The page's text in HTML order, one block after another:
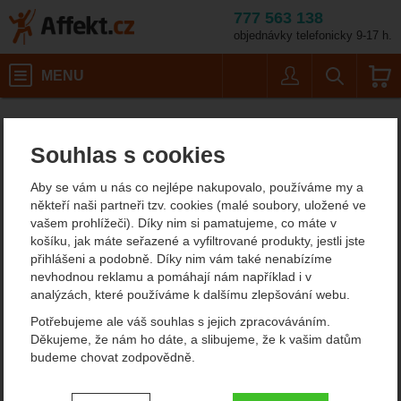
Souhlas s cookies
Aby se vám u nás co nejlépe nakupovalo, používáme my a
někteří naši partneři tzv. cookies (malé soubory, uložené ve
vašem prohlížeči). Díky nim si pamatujeme, co máte v
košíku, jak máte seřazené a vyfiltrované produkty, jestli jste
přihlášeni a podobně. Díky nim vám také nenabízíme
nevhodnou reklamu a pomáhají nám například i v
analýzách, které používáme k dalšímu zlepšování webu.
Potřebujeme ale váš souhlas s jejich zpracováváním.
Děkujeme, že nám ho dáte, a slibujeme, že k vašim datům
budeme chovat zodpovědně.
Nastavení souhlasů s kategoriemi
777 563 138
objednávky telefonicky 9-17 h.
MENU
Beal Genius
Beal Genius Simple
doporučujeme!
Fotografie